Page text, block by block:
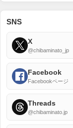
SNS
X
@chibaminato_jp
Facebook
Facebookページ
Threads
@chibaminato.jp